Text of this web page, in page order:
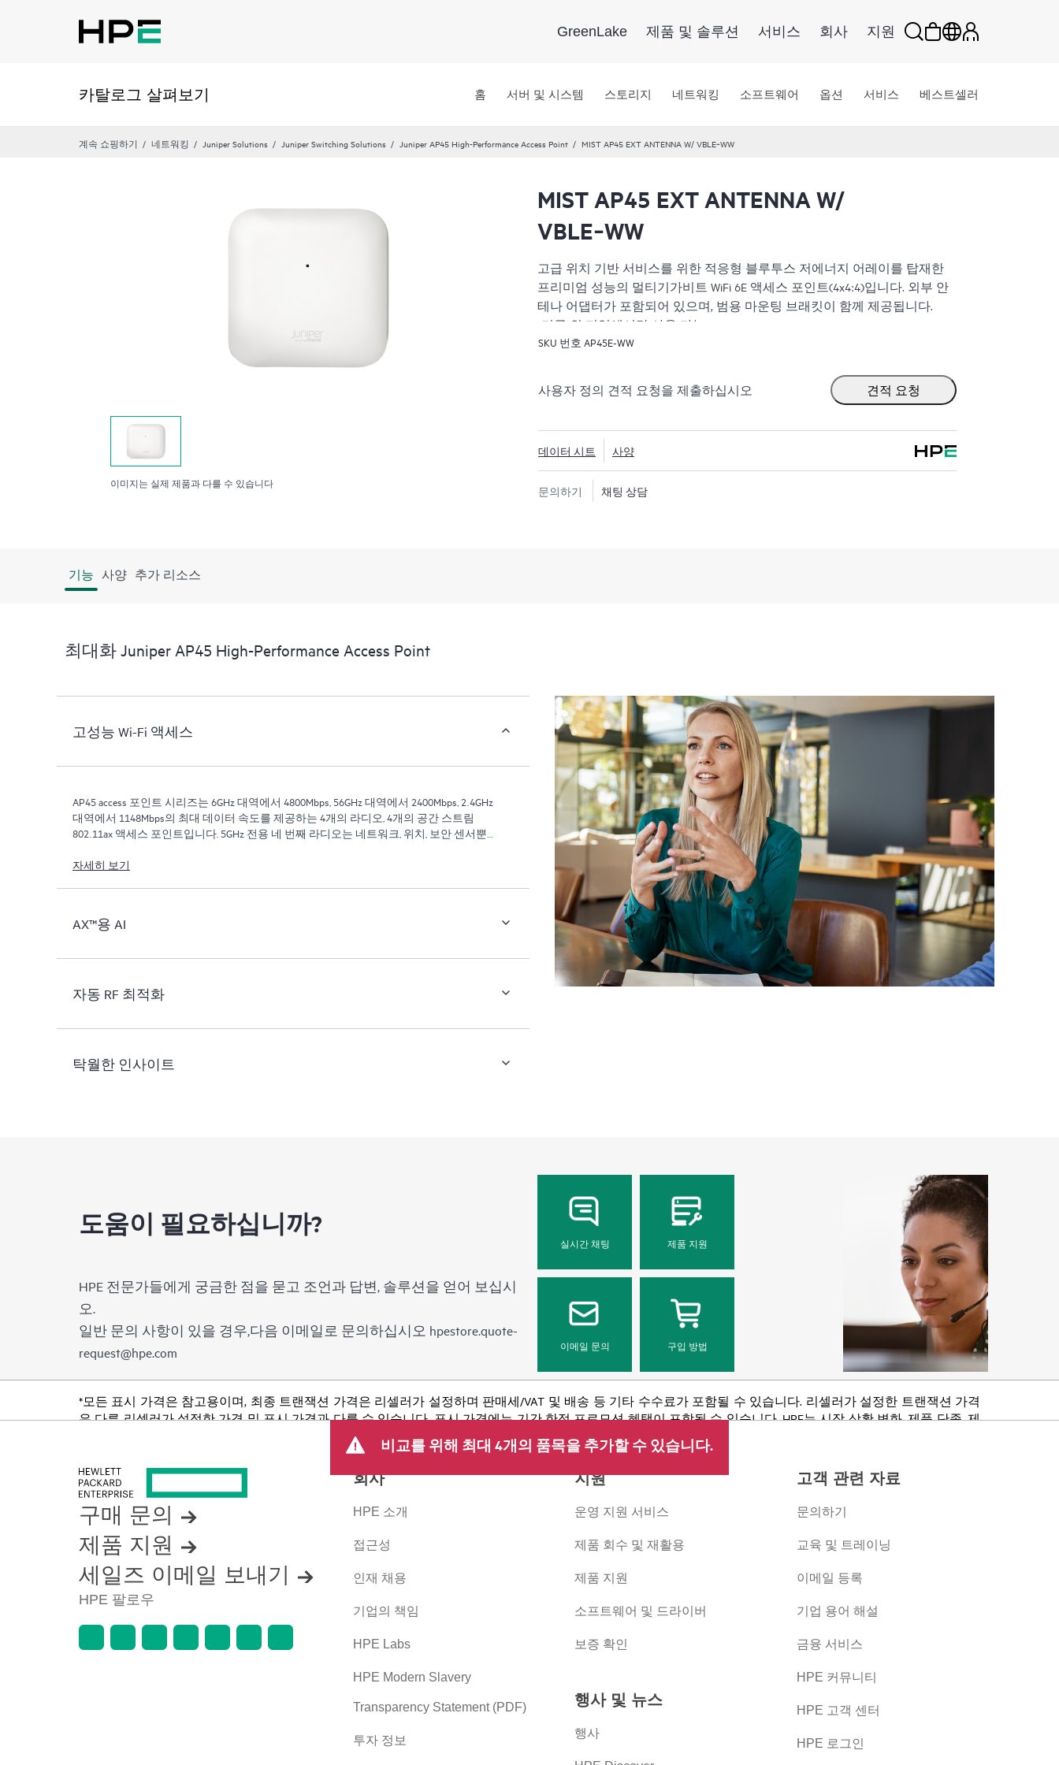
GreenLake 제품 및 솔루션 서비스 회사 지원
카탈로그 살펴보기 홈 서버 및 시스템 스토리지 네트워킹 소프트웨어 옵션 서비스 베스트셀러
계속 쇼핑하기 네트워킹 Juniper Solutions Juniper Switching Solutions Juniper AP45 High-Performance Access Point MIST AP45 EXT ANTENNA W/ VBLE‑WW
이미지는 실제 제품과 다를 수 있습니다
MIST AP45 EXT ANTENNA W/
VBLE‑WW
고급 위치 기반 서비스를 위한 적응형 블루투스 저에너지 어레이를 탑재한
프리미엄 성능의 멀티기가비트 WiFi 6E 액세스 포인트(4x4:4)입니다. 외부 안
테나 어댑터가 포함되어 있으며, 범용 마운팅 브래킷이 함께 제공됩니다.
(미국 외 지역에서만 사용 가능)
SKU 번호 AP45E-WW
사용자 정의 견적 요청을 제출하십시오 견적 요청
데이터 시트 사양
문의하기 채팅 상담
기능 사양 추가 리소스
최대화 Juniper AP45 High-Performance Access Point
고성능 Wi-Fi 액세스
AP45 access 포인트 시리즈는 6GHz 대역에서 4800Mbps, 56GHz 대역에서 2400Mbps, 2.4GHz
대역에서 1148Mbps의 최대 데이터 속도를 제공하는 4개의 라디오, 4개의 공간 스트림
802.11ax 액세스 포인트입니다. 5GHz 전용 네 번째 라디오는 네트워크, 위치, 보안 센서뿐만
자세히 보기
AX™용 AI
자동 RF 최적화
탁월한 인사이트
도움이 필요하십니까?
HPE 전문가들에게 궁금한 점을 묻고 조언과 답변, 솔루션을 얻어 보십시
오.
일반 문의 사항이 있을 경우,다음 이메일로 문의하십시오 hpestore.quote-
request@hpe.com
실시간 채팅 제품 지원
이메일 문의 구입 방법
*모든 표시 가격은 참고용이며, 최종 트랜잭션 가격은 리셀러가 설정하며 판매세/VAT 및 배송 등 기타 수수료가 포함될 수 있습니다. 리셀러가 설정한 트랜잭션 가격
은 다른 리셀러가 설정한 가격 및 표시 가격과 다를 수 있습니다. 표시 가격에는 기간 한정 프로모션 혜택이 포함될 수 있습니다. HPE는 시장 상황 변화, 제품 단종, 제
품 가용성 제한, 프로모션 수명 종료, 광고 오류 등을 포함하되 이에 국한되지 않는 사유로 언제든지 가격을 조정할 권리를 보유합니다.
비교를 위해 최대 4개의 품목을 추가할 수 있습니다.
구매 문의
제품 지원
세일즈 이메일 보내기
HPE 팔로우
회사
HPE 소개
접근성
인재 채용
기업의 책임
HPE Labs
HPE Modern Slavery
Transparency Statement (PDF)
투자 정보
지원
운영 지원 서비스
제품 회수 및 재활용
제품 지원
소프트웨어 및 드라이버
보증 확인
행사 및 뉴스
행사
고객 관련 자료
문의하기
교육 및 트레이닝
이메일 등록
기업 용어 해설
금융 서비스
HPE 커뮤니티
HPE 고객 센터
HPE 로그인